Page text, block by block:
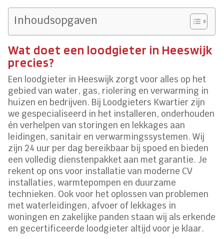
Inhoudsopgaven
Wat doet een loodgieter in Heeswijk
precies?
Een loodgieter in Heeswijk zorgt voor alles op het
gebied van water, gas, riolering en verwarming in
huizen en bedrijven. Bij Loodgieters Kwartier zijn
we gespecialiseerd in het installeren, onderhouden
én verhelpen van storingen en lekkages aan
leidingen, sanitair en verwarmingssystemen. Wij
zijn 24 uur per dag bereikbaar bij spoed en bieden
een volledig dienstenpakket aan met garantie. Je
rekent op ons voor installatie van moderne CV
installaties, warmtepompen en duurzame
technieken. Ook voor het oplossen van problemen
met waterleidingen, afvoer of lekkages in
woningen en zakelijke panden staan wij als erkende
en gecertificeerde loodgieter altijd voor je klaar.